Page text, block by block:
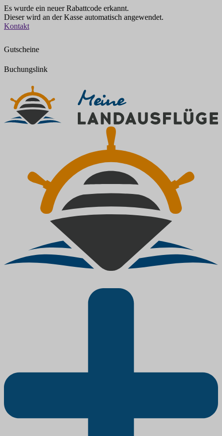
Es wurde ein neuer Rabattcode erkannt.
Dieser wird an der Kasse automatisch angewendet.
Zum
Kontakt
Gutscheine
Buchungslink